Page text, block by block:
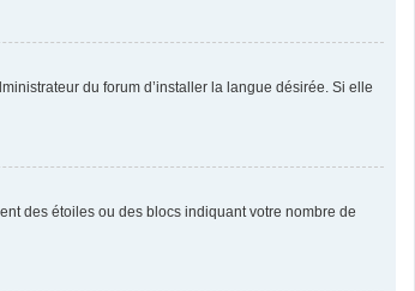
du forum d’installer la langue désirée. Si elle
des étoiles ou des blocs indiquant votre nombre de